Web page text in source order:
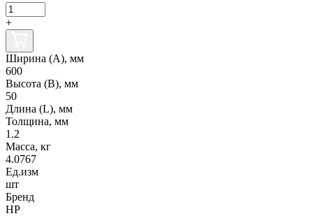
+
Ширина (А), мм
600
Высота (В), мм
50
Длина (L), мм
Толщина, мм
1.2
Масса, кг
4.0767
Ед.изм
шт
Бренд
НР